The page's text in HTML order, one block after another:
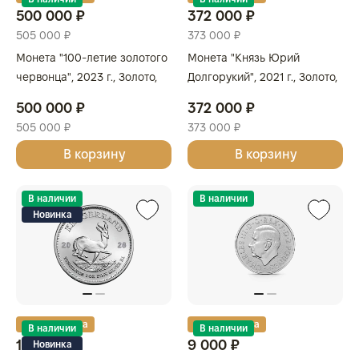
500 000 ₽
505 000 ₽
Монета "100-летие золотого
червонца", 2023 г., Золото,
500 000 ₽
505 000 ₽
В корзину
372 000 ₽
373 000 ₽
Монета "Князь Юрий
Долгорукий", 2021 г., Золото,
372 000 ₽
373 000 ₽
В корзину
В наличии
Новинка
Золотая карта
В наличии
Новинка
10 000 ₽
В наличии
Золотая карта
В наличии
9 000 ₽